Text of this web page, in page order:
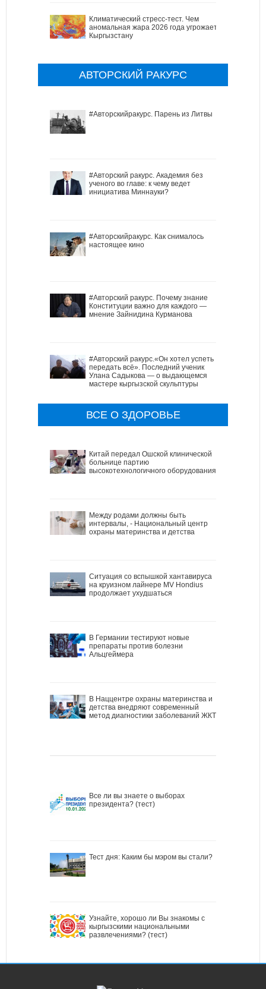
Климатический стресс-тест. Чем
аномальная жара 2026 года угрожает
Кыргызстану
АВТОРСКИЙ РАКУРС
#Авторскийракурс. Парень из Литвы
#Авторский ракурс. Академия без
ученого во главе: к чему ведет
инициатива Миннауки?
#Авторскийракурс. Как снималось
настоящее кино
#Авторский ракурс. Почему знание
Конституции важно для каждого —
мнение Зайнидина Курманова
#Авторский ракурс.«Он хотел успеть
передать всё». Последний ученик
Улана Садыкова — о выдающемся
мастере кыргызской скульптуры
ВСЕ О ЗДОРОВЬЕ
Китай передал Ошской клинической
больнице партию
высокотехнологичного оборудования
Между родами должны быть
интервалы, - Национальный центр
охраны материнства и детства
Ситуация со вспышкой хантавируса
на круизном лайнере MV Hondius
продолжает ухудшаться
В Германии тестируют новые
препараты против болезни
Альцгеймера
В Наццентре охраны материнства и
детства внедряют современный
метод диагностики заболеваний ЖКТ
Все ли вы знаете о выборах
президента? (тест)
Тест дня: Каким бы мэром вы стали?
Узнайте, хорошо ли Вы знакомы с
кыргызскими национальными
развлечениями? (тест)